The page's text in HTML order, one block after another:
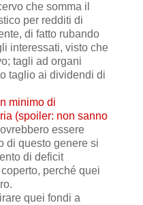
che somma il
per redditi di
di fatto rubando
interessati, visto che
tagli ad organi
taglio ai dividendi di
minimo di
(spoiler: non sanno
essere
di questo genere si
di deficit
perché quei
quei fondi a